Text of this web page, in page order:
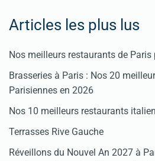
Articles les plus lus
Nos meilleurs restaurants de
Brasseries à Paris : Nos 20
Parisiennes en 2026
Nos 10 meilleurs restaurants
Terrasses Rive Gauche
Réveillons du Nouvel An 2027 à